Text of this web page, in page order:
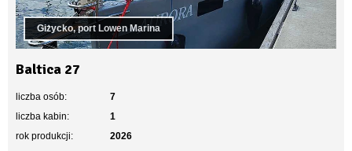
Giżycko, port Lowen Marina
Baltica 27
liczba osób:
7
liczba kabin:
1
rok produkcji:
2026